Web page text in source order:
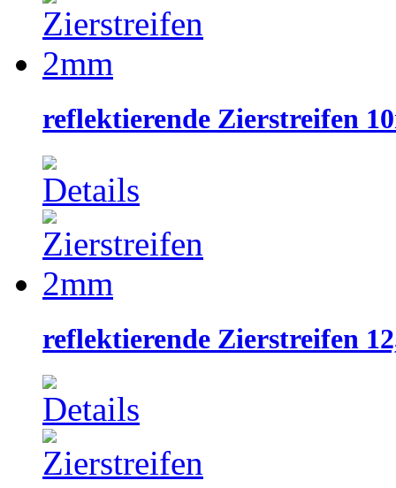
reflektierende Zierstreifen
reflektierende Zierstreifen